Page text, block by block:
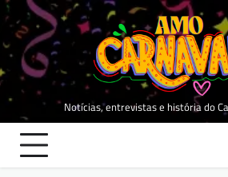
Skip
content
Notícias, entrevistas e história do